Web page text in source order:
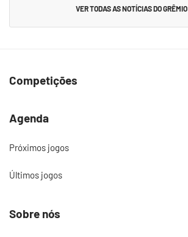
VER TODAS AS NOTÍCIAS DO GRÊMIO
Competições
Agenda
Próximos jogos
Últimos jogos
Sobre nós